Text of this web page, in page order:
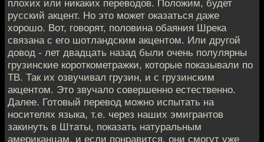
плохих или никаких переводов. Положим, будет
русский акцент. Но это может оказаться даже
хорошо. Вот, говорят, половина обаяния Шрека
связана с его шотландским акцентом. Или другой
довод - лет двадцать назад были очень полулярны
грузинские короткометражки, которые показывали по
ТВ. Так их озвучивал грузин, и с грузинским
акцентом. Это звучало совершенно естественно.
Далее. Готовый перевод можно испытать на
носителях языка, т.е. через наших эмигрантов
закинуть в Штаты, показать натуральным
американцам, и если понравится, они смогут уже